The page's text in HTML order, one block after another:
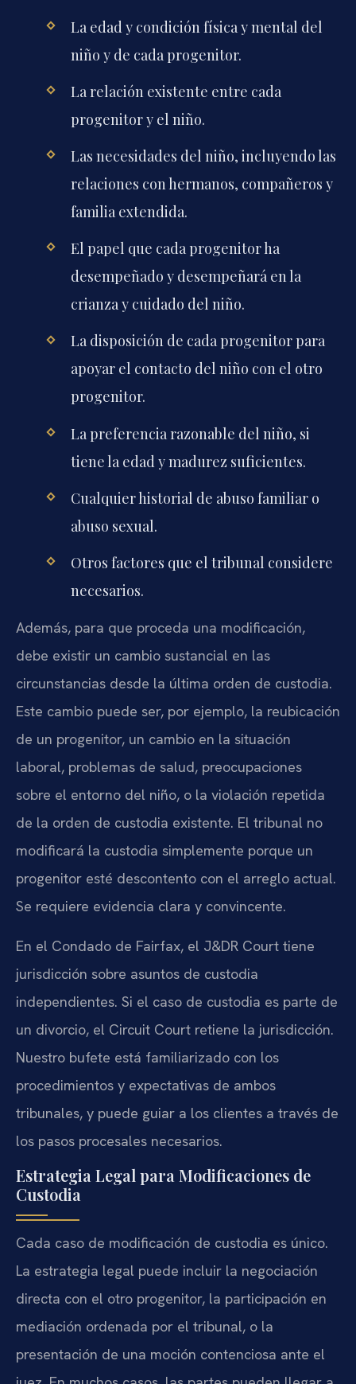
La edad y condición física y mental del
niño y de cada progenitor.
La relación existente entre cada
progenitor y el niño.
Las necesidades del niño, incluyendo las
relaciones con hermanos, compañeros y
familia extendida.
El papel que cada progenitor ha
desempeñado y desempeñará en la
crianza y cuidado del niño.
La disposición de cada progenitor para
apoyar el contacto del niño con el otro
progenitor.
La preferencia razonable del niño, si
tiene la edad y madurez suficientes.
Cualquier historial de abuso familiar o
abuso sexual.
Otros factores que el tribunal considere
necesarios.
Además, para que proceda una modificación,
debe existir un cambio sustancial en las
circunstancias desde la última orden de custodia.
Este cambio puede ser, por ejemplo, la reubicación
de un progenitor, un cambio en la situación
laboral, problemas de salud, preocupaciones
sobre el entorno del niño, o la violación repetida
de la orden de custodia existente. El tribunal no
modificará la custodia simplemente porque un
progenitor esté descontento con el arreglo actual.
Se requiere evidencia clara y convincente.
En el Condado de Fairfax, el J&DR Court tiene
jurisdicción sobre asuntos de custodia
independientes. Si el caso de custodia es parte de
un divorcio, el Circuit Court retiene la jurisdicción.
Nuestro bufete está familiarizado con los
procedimientos y expectativas de ambos
tribunales, y puede guiar a los clientes a través de
los pasos procesales necesarios.
Estrategia Legal para Modificaciones de
Custodia
Cada caso de modificación de custodia es único.
La estrategia legal puede incluir la negociación
directa con el otro progenitor, la participación en
mediación ordenada por el tribunal, o la
presentación de una moción contenciosa ante el